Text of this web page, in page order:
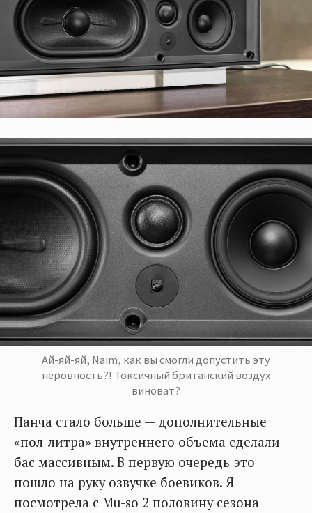
Ай-яй-яй, Naim, как вы смогли допустить эту
неровность?! Токсичный британский воздух
виноват?
Панча стало больше — дополнительные
«пол-литра» внутреннего объема сделали
бас массивным. В первую очередь это
пошло на руку озвучке боевиков. Я
посмотрела с Mu-so 2 половину сезона